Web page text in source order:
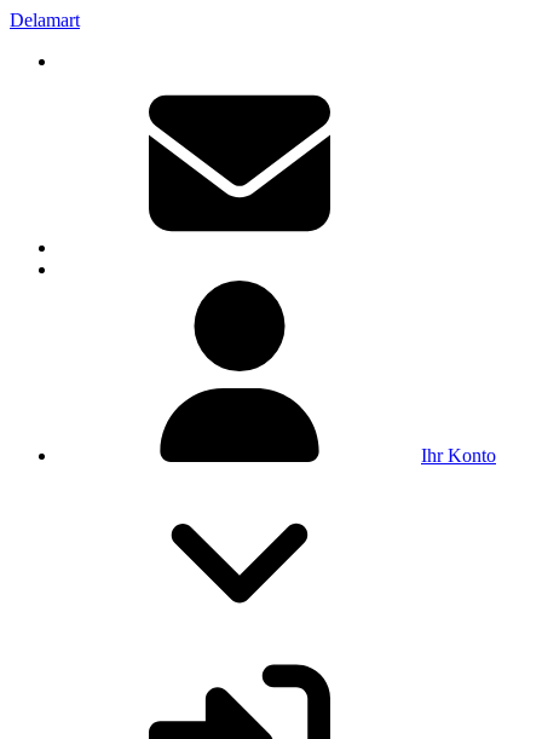
Delamart
Ihr Konto